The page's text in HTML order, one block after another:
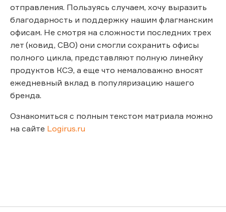
отправления. Пользуясь случаем, хочу выразить
благодарность и поддержку нашим флагманским
офисам. Не смотря на сложности последних трех
лет (ковид, СВО) они смогли сохранить офисы
полного цикла, представляют полную линейку
продуктов КСЭ, а еще что немаловажно вносят
ежедневный вклад в популяризацию нашего
бренда.
Ознакомиться с полным текстом матриала можно
на сайте Logirus.ru